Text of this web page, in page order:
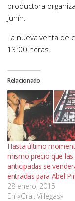
productora
Junín.
La nueva venta de
13:00 horas.
Relacionado
Hasta último
mismo precio que las
anticipadas se
entradas para Abel
28 enero, 2015
En «Gral. Villegas»